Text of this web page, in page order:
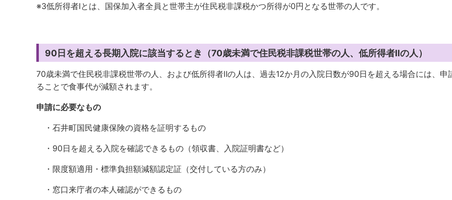
※3低所得者Ⅰとは、国保加入者全員と世帯主が住民税非課税かつ所得が0円となる世帯の人です。
90日を超える長期入院に該当するとき（70歳未満で住民税非課税世帯の人、低所得者Ⅱの人）
70歳未満で住民税非課税世帯の人、および低所得者Ⅱの人は、過去12か月の入院日数が90日を超える場合には、申
ることで食事代が減額されます。
申請に必要なもの
・石井町国民健康保険の資格を証明するもの
・90日を超える入院を確認できるもの（領収書、入院証明書など）
・限度額適用・標準負担額減額認定証（交付している方のみ）
・窓口来庁者の本人確認ができるもの